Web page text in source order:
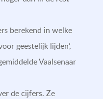
berekend in welke
geestelijk lijden’,
Vaalsenaar
de cijfers. Ze